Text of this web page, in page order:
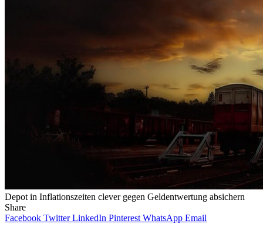
Depot in Inflationszeiten clever gegen Geldentwertung absichern
Share
Facebook Twitter LinkedIn Pinterest WhatsApp Email